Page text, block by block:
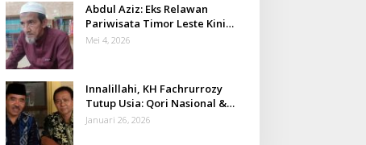
Abdul Aziz: Eks Relawan
Pariwisata Timor Leste Kini
Takmir Kalisat
Mei 4, 2026
Innalillahi, KH Fachrurrozy
Tutup Usia: Qori Nasional &
Mantan Kadis Kemenag yang
Januari 26, 2026